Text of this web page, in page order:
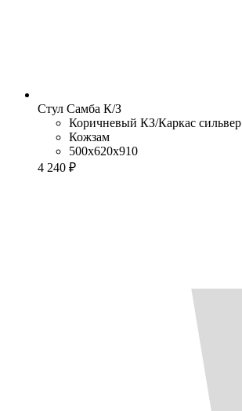
Стул Самба К/З
Коричневый КЗ/Каркас сильвер
Кожзам
500x620x910
4 240 ₽